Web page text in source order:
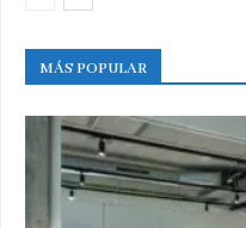
MÁS POPULAR